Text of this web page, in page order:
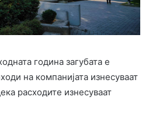
година загубата е
на компанијата изнесуваат
расходите изнесуваат